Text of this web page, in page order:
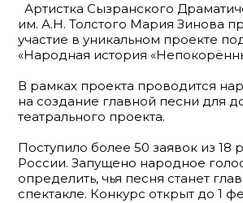
Артистка Сызранского
им. А.Н. Толстого Мария Зинова
участие в уникальном проекте
«Народная история
В рамках проекта проводится
на создание главной песни для
театрального проекта.
Поступило более 50 заявок из 18
России. Запущено народное
определить, чья песня станет
спектакле. Конкурс открыт до 1